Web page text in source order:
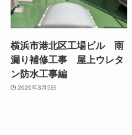
横浜市港北区工場ビル 雨
漏り補修工事 屋上ウレタ
ン防水工事編
2026年3月5日